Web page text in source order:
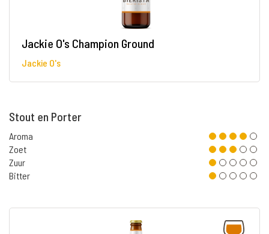
Jackie O's Champion Ground
Jackie O's
Stout en Porter
Aroma
Zoet
Zuur
Bitter